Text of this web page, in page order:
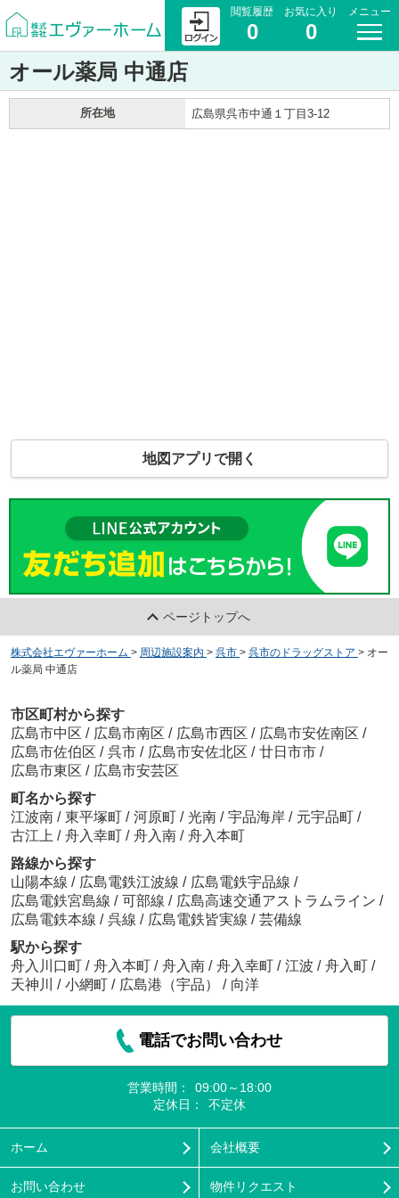
閲覧履歴
0
お気に入り
0
メニュー
オール薬局 中通店
所在地 広島県呉市中通１丁目3-12
地図アプリで開く
ページトップへ
株式会社エヴァーホーム > 周辺施設案内 > 呉市 > 呉市のドラッグストア > オー
ル薬局 中通店
市区町村から探す
広島市中区 / 広島市南区 / 広島市西区 / 広島市安佐南区 /
広島市佐伯区 / 呉市 / 広島市安佐北区 / 廿日市市 /
広島市東区 / 広島市安芸区
町名から探す
江波南 / 東平塚町 / 河原町 / 光南 / 宇品海岸 / 元宇品町 /
古江上 / 舟入幸町 / 舟入南 / 舟入本町
路線から探す
山陽本線 / 広島電鉄江波線 / 広島電鉄宇品線 /
広島電鉄宮島線 / 可部線 / 広島高速交通アストラムライン /
広島電鉄本線 / 呉線 / 広島電鉄皆実線 / 芸備線
駅から探す
舟入川口町 / 舟入本町 / 舟入南 / 舟入幸町 / 江波 / 舟入町 /
天神川
/ 小網町 / 広島港（宇品） / 向洋
電話でお問い合わせ
営業時間：
09:00～18:00
定休日：
不定休
ホーム 会社概要
お問い合わせ 物件リクエスト